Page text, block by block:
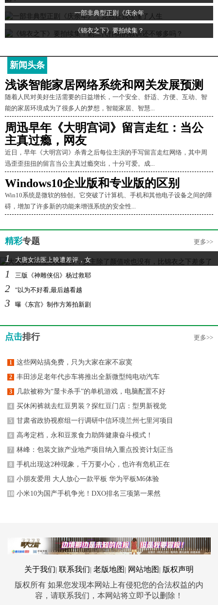
一部非典型正剧《庆余年
《锦衣之下》要拍续集？
新闻头条
浅谈智能家居网络系统和网关发展预测
随着人民对美好生活需要的日益增长，一个安全、舒适、方便、互动、智
能的家居环境成为了很多人的梦想，智能家居、智慧...
周迅早年《大明宫词》留言走红：当公
主真过瘾，网友
近日，早年《大明宫词》杀青之后每位主演的手写留言走红网络，其中周
迅歪歪扭扭的留言当公主真过瘾突出，十分可爱。成...
Windows10企业版和专业版的区别
Win10系统是微软的独创。它突破了计算机、手机和其他电子设备之间的障
碍，增加了许多新的功能来增强系统的安全性...
精彩专题 更多>>
1 大唐女法医上映遭差评，女
1 三版《神雕侠侣》杨过救耶
2 "以为不好看,最后越看越
3 曝《东宫》制作方筹拍新剧
点击排行 更多>>
1 这些网站搞免费，只为大家在家不寂寞
2 丰田涉足老年代步车将推出全新微型纯电动汽车
3 几款被称为“显卡杀手”的单机游戏，电脑配置不好
4 买休闲裤就去红豆男装？探红豆门店：型男新视觉
5 甘肃省政协视察组一行调研中信环境兰州七里河项目
6 高考定档，永和豆浆食力助阵健康奋斗模式！
7 林峰：包装文旅产业地产项目纳入重点投资计划正当
8 手机出现这2种现象，千万要小心，也许有危机正在
9 小朋友爱用 大人放心一款平板 华为平板M6体验
10 小米10为国产手机争光！DXO排名三项第一果然
关于我们| 联系我们| 老版地图 | 网站地图 | 版权声明
版权所有 如果您发现本网站上有侵犯您的合法权益的内
容，请联系我们，本网站将立即予以删除！